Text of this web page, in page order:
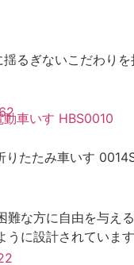
るぎないこだわり
な方に自由を与
に設計されてい